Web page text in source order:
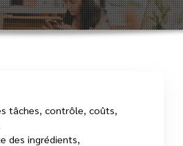
tâches contrôle coûts
des ingrédients